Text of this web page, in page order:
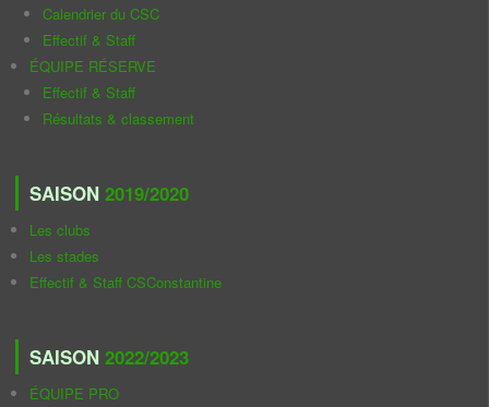
Calendrier du CSC
Effectif & Staff
ÉQUIPE RÉSERVE
Effectif & Staff
Résultats & classement
SAISON 2019/2020
Les clubs
Les stades
Effectif & Staff CSConstantine
SAISON 2022/2023
ÉQUIPE PRO